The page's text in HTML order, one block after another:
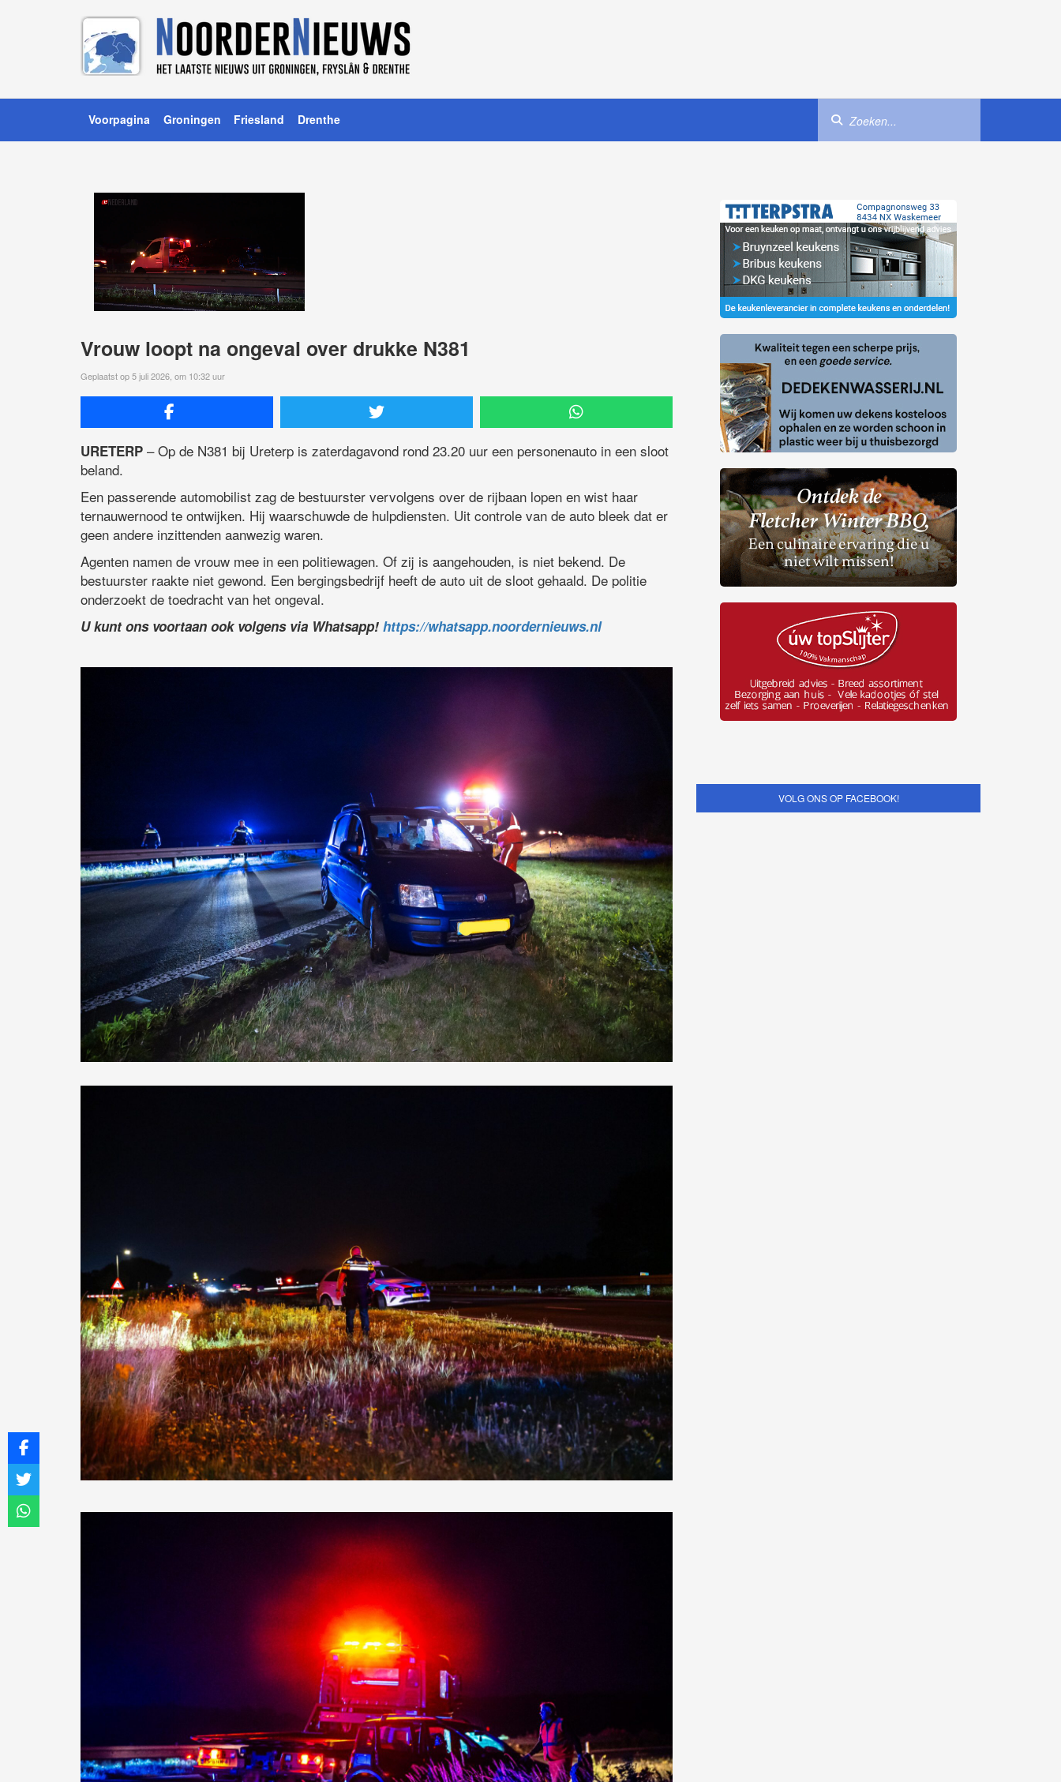
Voorpagina Groningen Friesland Drenthe
Vrouw loopt na ongeval over drukke N381
Geplaatst op 5 juli 2026, om 10:32 uur
URETERP – Op de N381 bij Ureterp is zaterdagavond rond 23.20 uur een personenauto in een sloot
beland.
Een passerende automobilist zag de bestuurster vervolgens over de rijbaan lopen en wist haar
ternauwernood te ontwijken. Hij waarschuwde de hulpdiensten. Uit controle van de auto bleek dat er
geen andere inzittenden aanwezig waren.
Agenten namen de vrouw mee in een politiewagen. Of zij is aangehouden, is niet bekend. De
bestuurster raakte niet gewond. Een bergingsbedrijf heeft de auto uit de sloot gehaald. De politie
onderzoekt de toedracht van het ongeval.
U kunt ons voortaan ook volgens via Whatsapp! https://whatsapp.noordernieuws.nl
VOLG ONS OP FACEBOOK!